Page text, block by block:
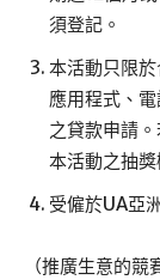
須登記。
本活動只限
應用程式、
之貸款申請
本活動之抽獎
受僱於UA亞
（推廣生意的